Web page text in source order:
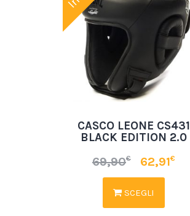
CASCO LEONE CS431
BLACK EDITION 2.0
69,90€ 62,91€
SCEGLI